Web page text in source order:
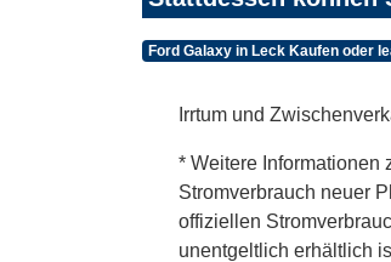
Ford Galaxy in Leck Kaufen oder
Irrtum und
* Weitere Informationen
Stromverbrauch neuer
offiziellen
unentgeltlich erhältlich